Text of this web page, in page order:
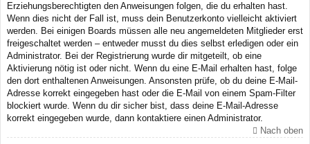
Erziehungsberechtigten den Anweisungen folgen, die du erhalten hast.
Wenn dies nicht der Fall ist, muss dein Benutzerkonto vielleicht aktiviert
werden. Bei einigen Boards müssen alle neu angemeldeten Mitglieder erst
freigeschaltet werden – entweder musst du dies selbst erledigen oder ein
Administrator. Bei der Registrierung wurde dir mitgeteilt, ob eine
Aktivierung nötig ist oder nicht. Wenn du eine E-Mail erhalten hast, folge
den dort enthaltenen Anweisungen. Ansonsten prüfe, ob du deine E-Mail-
Adresse korrekt eingegeben hast oder die E-Mail von einem Spam-Filter
blockiert wurde. Wenn du dir sicher bist, dass deine E-Mail-Adresse
korrekt eingegeben wurde, dann kontaktiere einen Administrator.
Nach oben